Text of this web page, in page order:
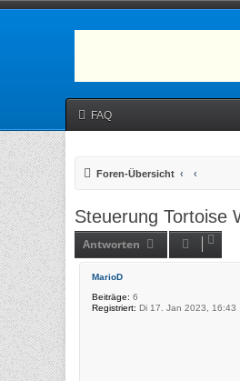
FAQ
Foren-Übersicht
Steuerung Tortoise
Antworten
MarioD
Beiträge: 6
Registriert: Di 17. Jan 2023, 16:43